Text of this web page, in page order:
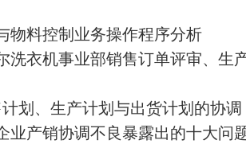
物料控制业务操作程序分析
洗衣机事业部销售订单评审、生
划、生产计划与出货计划的协调
业产销协调不良暴露出的十大问